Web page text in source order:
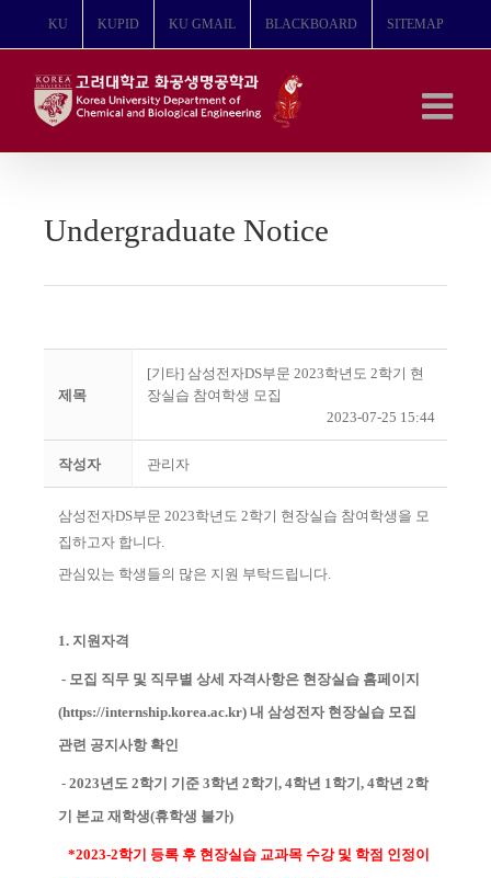
뛰
KU KUPID KU GMAIL BLACKBOARD SITEMAP
Undergraduate Notice
제목
[기타] 삼성전자DS부문 2023학년도 2학기 현
장실습 참여학생 모집
2023-07-25 15:44
작성자 관리자
삼성전자DS부문 2023학년도 2학기 현장실습 참여학생을 모
집하고자 합니다.
관심있는 학생들의 많은 지원 부탁드립니다.
1. 지원자격
- 모집 직무 및 직무별 상세 자격사항은 현장실습 홈페이지
(https://internship.korea.ac.kr) 내 삼성전자 현장실습 모집
관련 공지사항 확인
- 2023년도 2학기 기준 3학년 2학기, 4학년 1학기, 4학년 2학
기 본교 재학생(휴학생 불가)
*2023-2학기 등록 후 현장실습 교과목 수강 및 학점 인정이